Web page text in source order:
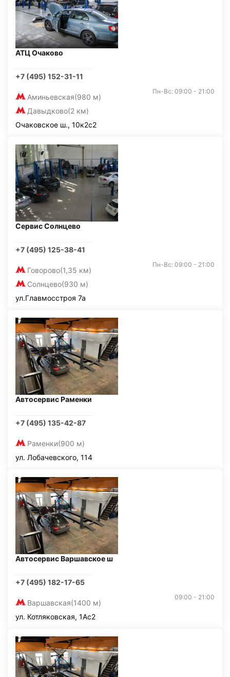
АТЦ Очаково
+7 (495) 152-31-11
Аминьевская(980 м)
Давыдково(2 км)
Пн-Вс: 09:00 - 21:00
Очаковское ш., 10к2с2
Сервис Солнцево
+7 (495) 125-38-41
Говорово(1,35 км)
Солнцево(930 м)
Пн-Вс: 09:00 - 21:00
ул.Главмосстроя 7а
Автосервис Раменки
+7 (495) 135-42-87
Раменки(900 м)
ул. Лобачевского, 114
Автосервис Варшавское ш
+7 (495) 182-17-65
Варшавская(1400 м)
09:00 - 21:00
ул. Котляковская, 1Ас2